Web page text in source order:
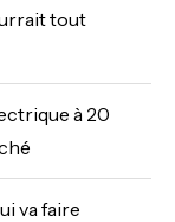
tout
à 20
va faire